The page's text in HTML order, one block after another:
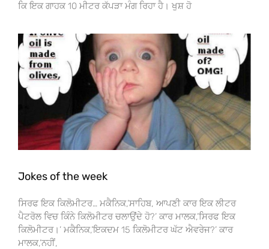
ਕਿ ਇਕ ਗਾਹਕ 10 ਮੀਟਰ ਕੱਪੜਾ ਮੰਗ ਰਿਹਾ ਹੈ। ਖੁਸ਼ ਹੋ
Jokes of the week
ਸਿਰਫ ਇਕ ਕਿਲੋਮੀਟਰ… ਮਕੈਨਿਕ,’ਸਾਹਿਬ, ਆਪਣੀ ਕਾਰ ਇਕ ਲੀਟਰ
ਪੈਟਰੋਲ ਵਿਚ ਕਿੰਨੇ ਕਿਲੋਮੀਟਰ ਚਲਾਉਂਦੇ ਹੋ?’ ਕਾਰ ਮਾਲਕ,’ਸਿਰਫ ਇਕ
ਕਿਲੋਮੀਟਰ।’ ਮਕੈਨਿਕ,’ਇਕਦਮ 15 ਕਿਲੋਮੀਟਰ ਘੱਟ ਐਵਰੇਜ?’ ਕਾਰ
ਮਾਲਕ,’ਨਹੀਂ,